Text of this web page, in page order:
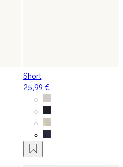
Short
25,99 €